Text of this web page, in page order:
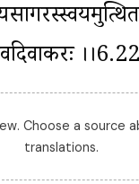
Choose a source
translations.